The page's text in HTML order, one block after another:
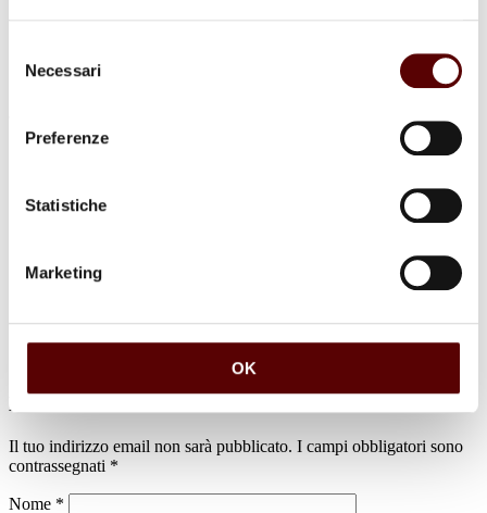
delNecessari
Preferenze
Statistiche
Marketing
OK
Commenti (1)
1 Gennaio 2025 a 10:52
Siamo vicini alla famiglia in questo momento di dolore. Paola
e Claudio Tassinari dal Portogallo
Lascia un commento
Il tuo indirizzo email non sarà pubblicato. I campi obbligatori sono
contrassegnati *
Nome *